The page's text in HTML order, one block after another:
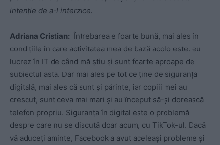
intenție de a-l interzice.
Adriana Cristian: Întrebarea e foarte bună, mai ales în
condițiile în care activitatea mea de bază acolo este: eu
lucrez în IT de când mă știu și sunt foarte aproape de
subiectul ăsta. Dar mai ales pe tot ce ține de siguranță
digitală, mai ales că sunt și părinte, iar copiii mei au
crescut, sunt ceva mai mari și au început să-și dorească
telefon propriu. Siguranța în digital este o problemă
despre care nu se discută doar acum, cu TikTok-ul. Dacă
vă aduceți aminte, Facebook a avut aceleași probleme și